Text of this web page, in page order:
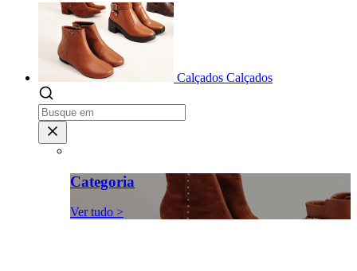
Calçados Calçados
Categoria
Ver tudo >